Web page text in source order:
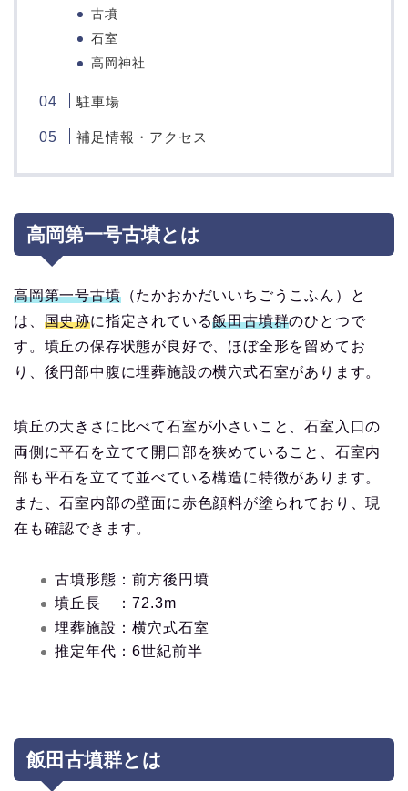
古墳
石室
高岡神社
駐車場
補足情報・アクセス
高岡第一号古墳とは
高岡第一号古墳（たかおかだいいちごうこふん）と
は、 国史跡に指定されている飯田古墳群のひとつで
す。墳丘の保存状態が良好で、ほぼ全形を留めてお
り、後円部中腹に埋葬施設の横穴式石室があります。
墳丘の大きさに比べて石室が小さいこと、石室入口の
両側に平石を立てて開口部を狭めていること、石室内
部も平石を立てて並べている構造に特徴があります。
また、石室内部の壁面に赤色顔料が塗られており、現
在も確認できます。
古墳形態：前方後円墳
墳丘長 ：72.3m
埋葬施設：横穴式石室
推定年代：6世紀前半
飯田古墳群とは